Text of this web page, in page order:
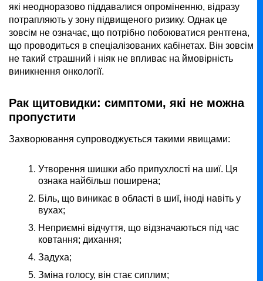
які неодноразово піддавалися опроміненню, відразу
потрапляють у зону підвищеного ризику. Однак це
зовсім не означає, що потрібно побоюватися рентгена,
що проводиться в спеціалізованих кабінетах. Він зовсім
не такий страшний і ніяк не впливає на ймовірність
виникнення онкології.
Рак щитовидки: симптоми, які не можна
пропустити
Захворювання супроводжується такими явищами:
Утворення шишки або припухлості на шиї. Ця
ознака найбільш поширена;
Біль, що виникає в області в шиї, іноді навіть у
вухах;
Неприємні відчуття, що відзначаються під час
ковтання; дихання;
Задуха;
Зміна голосу, він стає сиплим;